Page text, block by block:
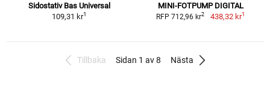
Sidostativ Bas Universal
109,31 kr1
MINI-FOTPUMP DIGITAL
RFP 712,96 kr2 438,32 kr1
Tillbaka Sidan 1 av 8 Nästa